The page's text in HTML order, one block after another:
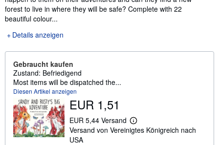
forest to live in where they will be safe? Complete with 22
beautiful colour...
Details anzeigen
Gebraucht kaufen
Zustand: Befriedigend
Most items will be dispatched the...
Diesen Artikel anzeigen
EUR 1,51
EUR 5,44 Versand
W
e
Versand von Vereinigtes Königreich nach
USA